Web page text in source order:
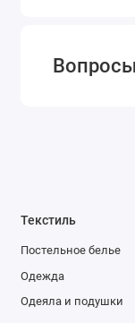
Текстиль
Постельное белье
Одежда
Одеяла и подушки